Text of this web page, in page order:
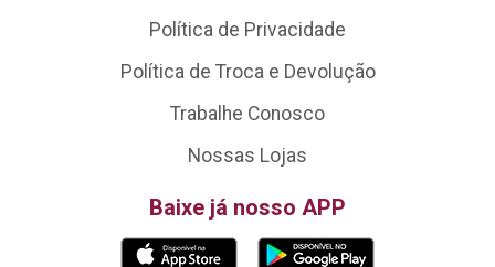
Política de Privacidade
Política de Troca e Devolução
Trabalhe Conosco
Nossas Lojas
Baixe já nosso APP